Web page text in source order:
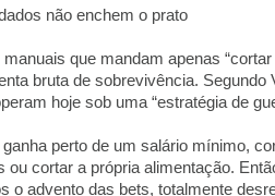
não enchem o prato
que mandam apenas
bruta de sobrevivência.
hoje sob uma “estratégia de
ganha perto de um salário mínimo,
ou cortar a própria alimentação.
o advento das bets, totalmente